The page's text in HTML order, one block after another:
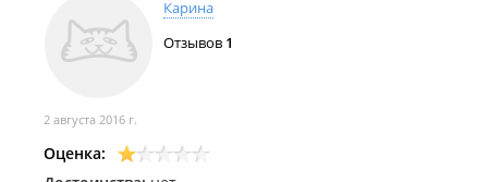
Карина
Отзывов 1
2 августа 2016 г.
Оценка: